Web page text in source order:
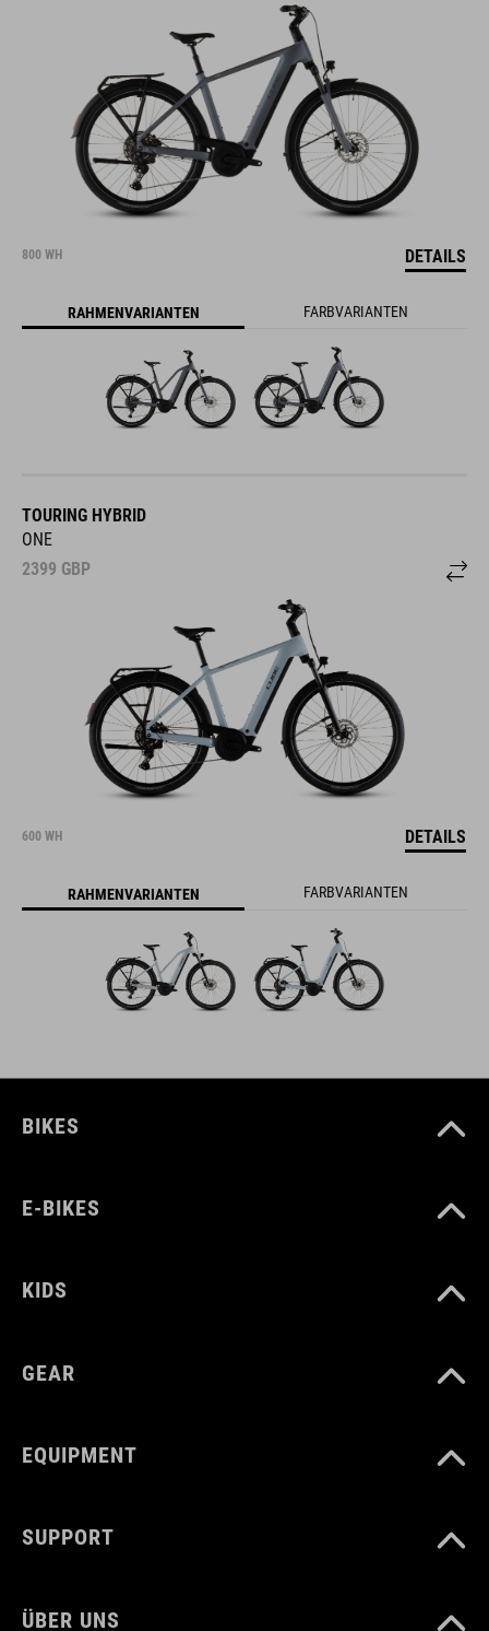
800 WH DETAILS
RAHMENVARIANTEN FARBVARIANTEN
TOURING HYBRID
ONE
2399 GBP
600 WH DETAILS
RAHMENVARIANTEN FARBVARIANTEN
BIKES
E-BIKES
KIDS
GEAR
EQUIPMENT
SUPPORT
ÜBER UNS